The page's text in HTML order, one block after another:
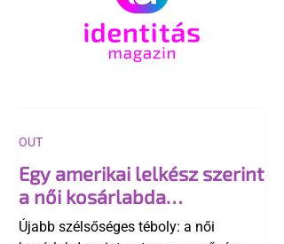
Egy amerikai lelkész szerint
a női kosárlabda
transzneműséghez vezet
Újabb szélsőséges téboly: a női
OUT